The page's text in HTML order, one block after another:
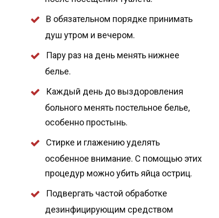
В обязательном порядке принимать
душ утром и вечером.
Пару раз на день менять нижнее
белье.
Каждый день до выздоровления
больного менять постельное белье,
особенно простынь.
Стирке и глажению уделять
особенное внимание. С помощью этих
процедур можно убить яйца остриц.
Подвергать частой обработке
дезинфицирующим средством